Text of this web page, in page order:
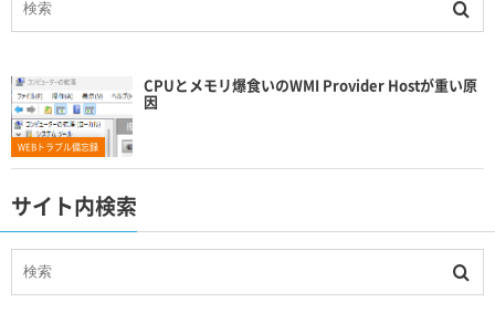
WEBトラブル備忘録
CPUとメモリ爆食いのWMI Provider Hostが重い原
因
サイト内検索